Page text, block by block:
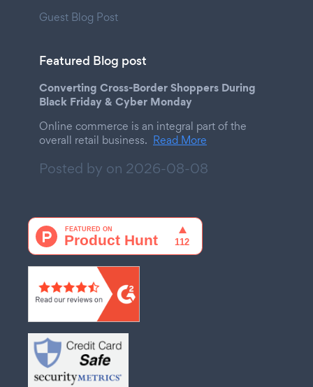
Guest Blog Post
Featured Blog post
Converting Cross-Border Shoppers During
Black Friday & Cyber Monday
Online commerce is an integral part of the
overall retail business. Read More
Posted by on 2026-08-08